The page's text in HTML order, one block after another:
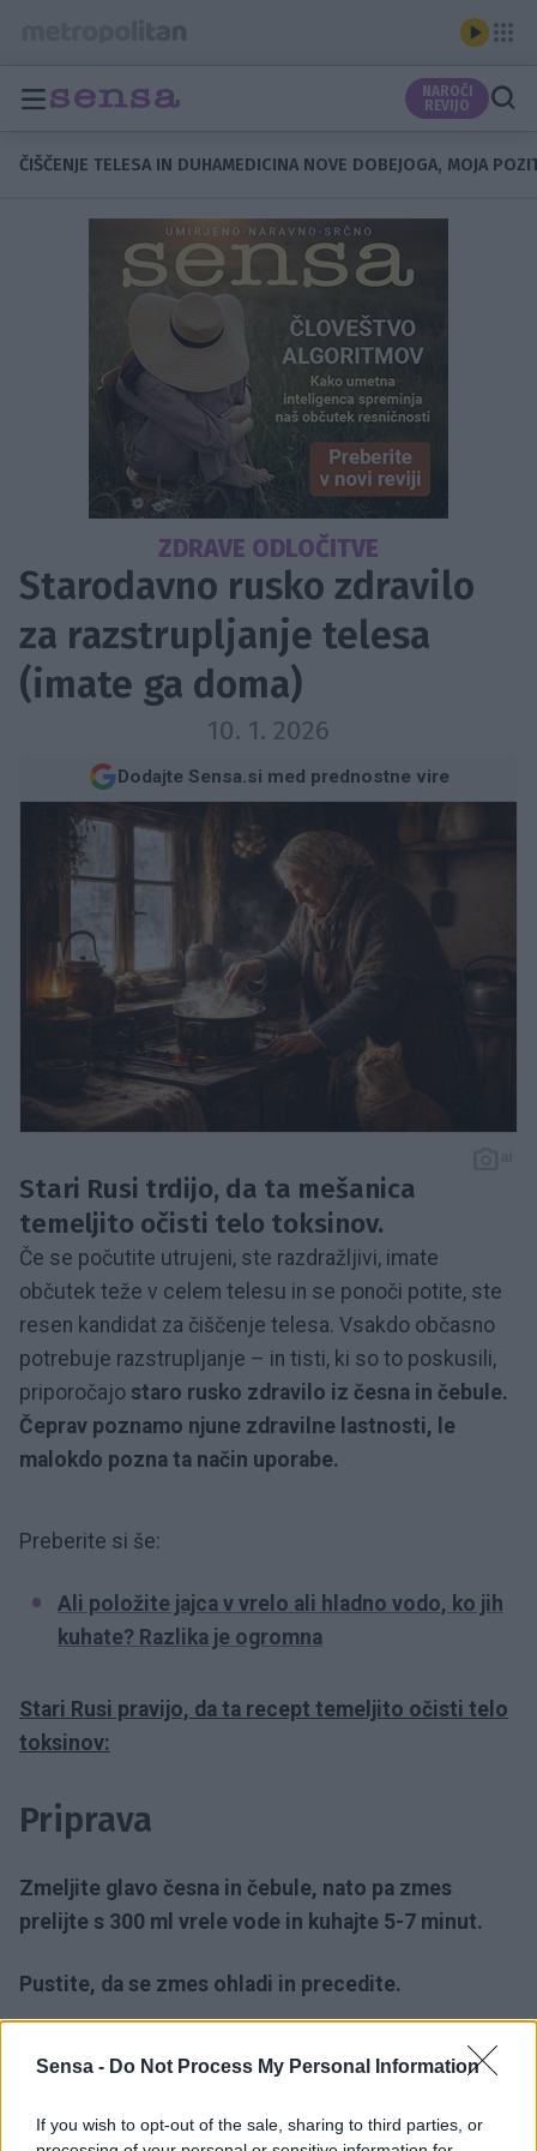
Sensa - Do Not Process My Personal Information
If you wish to opt-out of the sale, sharing to third parties, or
NAROČI
REVIJO
ČIŠČENJE TELESA IN DUHAMEDICINA NOVE DOBEJOGA, MOJA
ZDRAVE ODLOČITVE
Starodavno rusko zdravilo
za razstrupljanje telesa
(imate ga doma)
10. 1. 2026
Dodajte Sensa.si med prednostne vire
Stari Rusi trdijo, da ta mešanica
temeljito očisti telo toksinov.
Če se počutite utrujeni, ste razdražljivi, ​​imate
občutek teže v celem telesu in se ponoči potite, ste
resen kandidat za čiščenje telesa. Vsakdo občasno
potrebuje razstrupljanje – in tisti, ki so to poskusili,
priporočajo staro rusko zdravilo iz česna in čebule.
Čeprav poznamo njune zdravilne lastnosti, le
malokdo pozna ta način uporabe.
Preberite si še:
Ali položite jajca v vrelo ali hladno vodo, ko jih
kuhate? Razlika je ogromna
Stari Rusi pravijo, da ta recept temeljito očisti telo
toksinov:
Priprava
Zmeljite glavo česna in čebule, nato pa zmes
prelijte s 300 ml vrele vode in kuhajte 5-7 minut.
Pustite, da se zmes ohladi in precedite.
V tekočino namočite gazo, jo odcedite, nato pa jo
položite na podplate in obujte nogavice.
Naslednji dan gazo odstranite.